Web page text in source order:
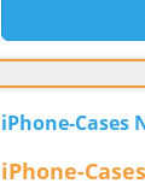
iPhone-Cases
iPhone-Cases